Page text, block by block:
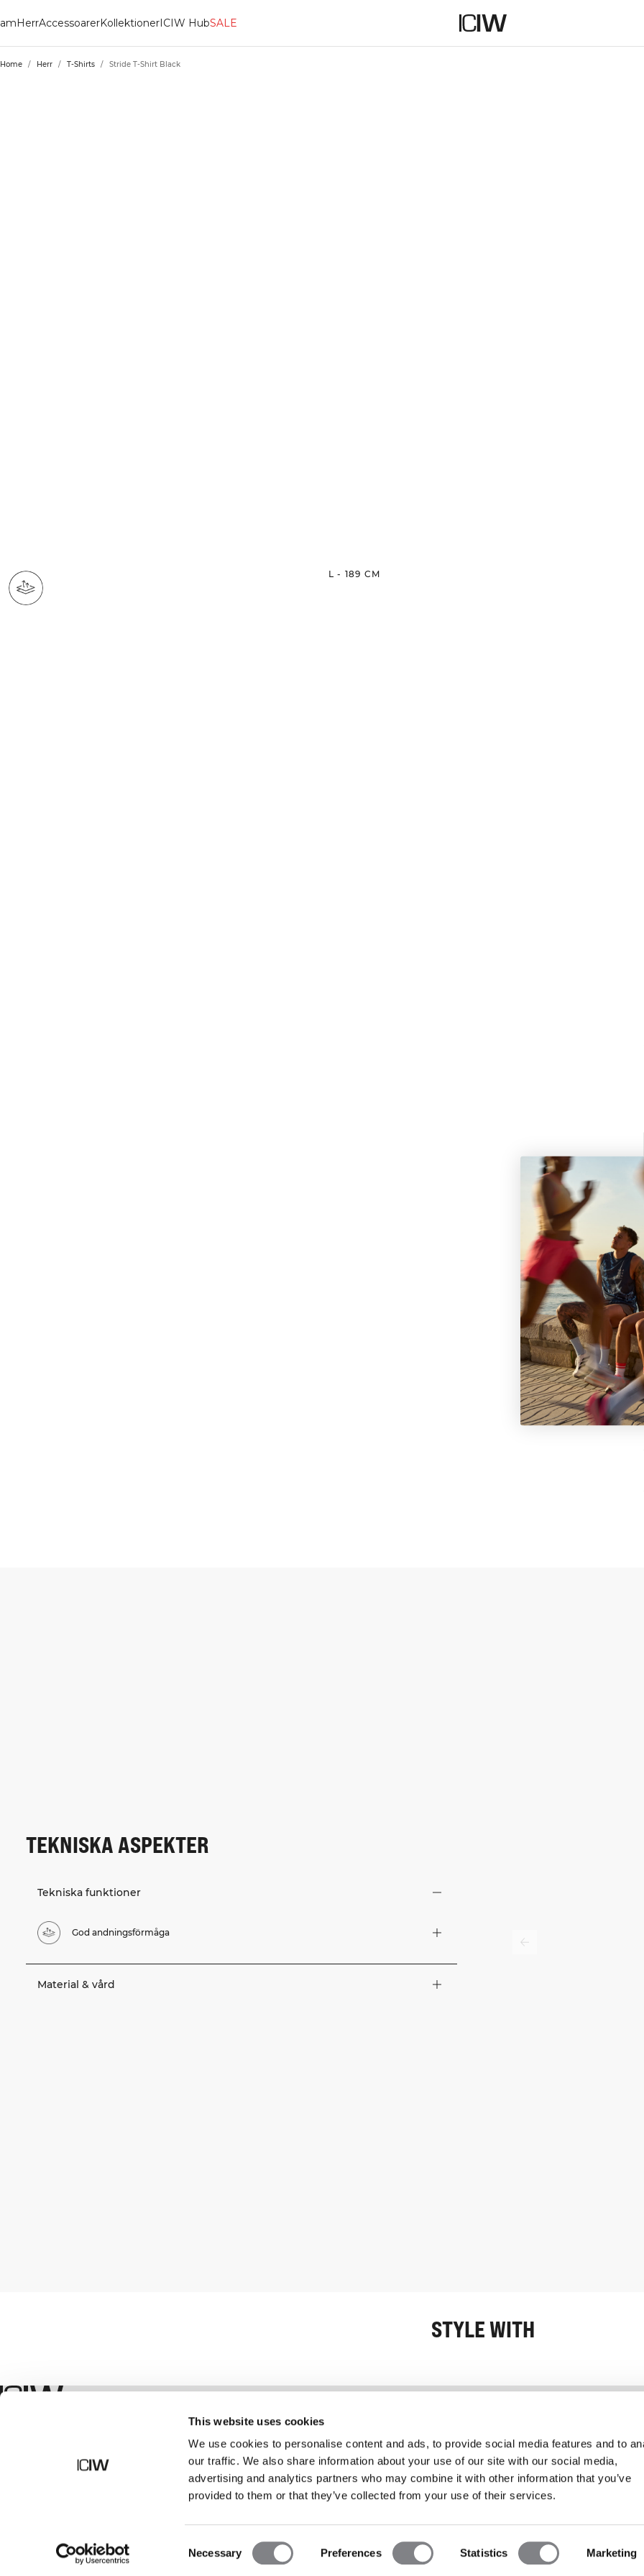
This website uses cookies
We use cookies to personalise content and ads, to provide social media features and to
our traffic. We also share information about your use of our site with our social media,
advertising and analytics partners who may combine it with other information that you’ve
provided to them or that they’ve collected from your use of their services.
Selection
Necessary Preferences Statistics Marketing
HerrAccessoarerKollektionerICIW HubSALE
Home / Herr / T-Shirts / Stride T-Shirt Black
L - 189 CM
TEKNISKA ASPEKTER
Tekniska funktioner
God andningsförmåga
Material & vård
STYLE WITH